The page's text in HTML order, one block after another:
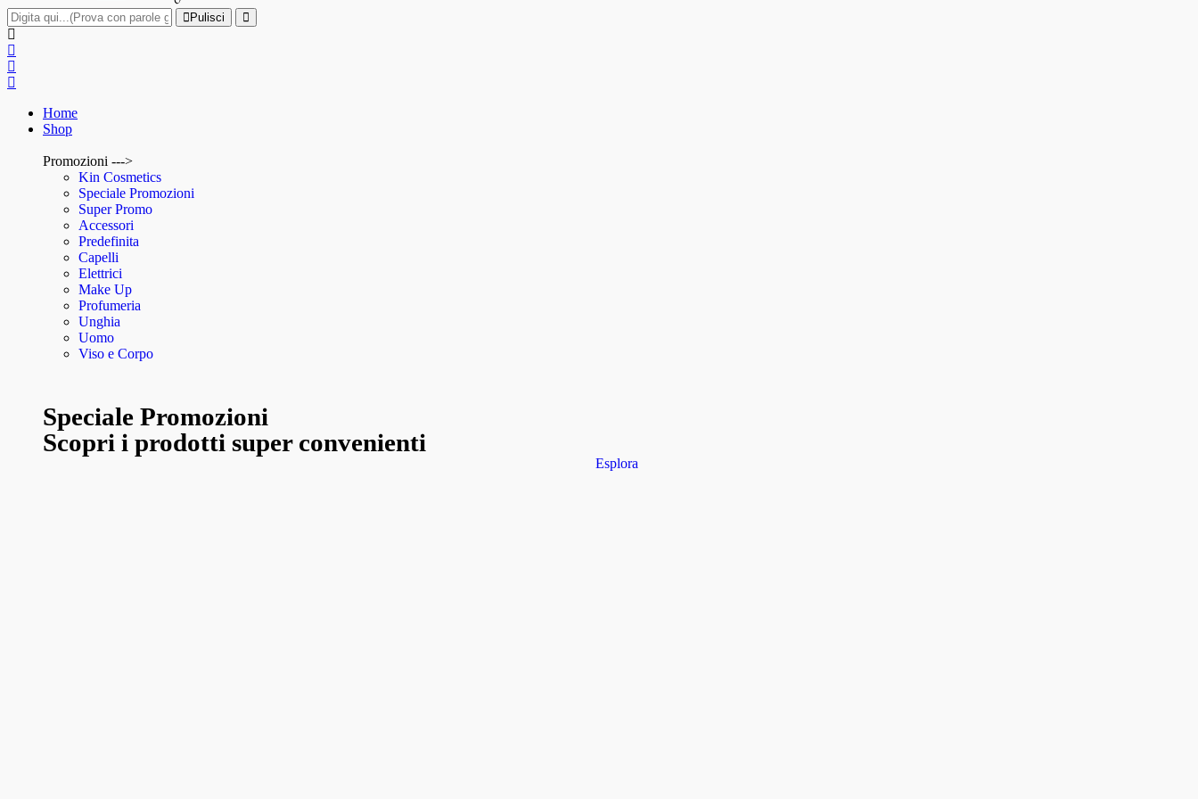
Pulisci
Home
Shop
Promozioni --->
Kin Cosmetics
Speciale Promozioni
Super Promo
Accessori
Predefinita
Capelli
Elettrici
Make Up
Profumeria
Unghia
Uomo
Viso e Corpo
Speciale Promozioni
Scopri i prodotti super convenienti
Esplora